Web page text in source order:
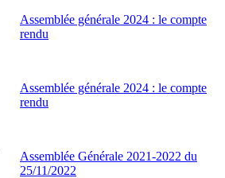
Assemblée générale 2024 : le compte
rendu
Assemblée générale 2024 : le compte
rendu
Assemblée Générale 2021-2022 du
25/11/2022